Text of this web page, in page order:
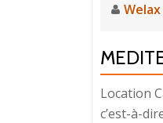
Welax
Location
c’est-à-